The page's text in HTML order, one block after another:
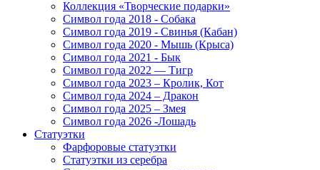
Коллекция «Творческие подарки»
Символ года 2018 - Собака
Символ года 2019 - Свинья (Кабан)
Символ года 2020 - Мышь (Крыса)
Символ года 2021 - Бык
Символ года 2022 — Тигр
Символ года 2023 – Кролик, Кот
Символ года 2024 – Дракон
Символ года 2025 – Змея
Символ года 2026 -Лошадь
Статуэтки
Фарфоровые статуэтки
Статуэтки из серебра